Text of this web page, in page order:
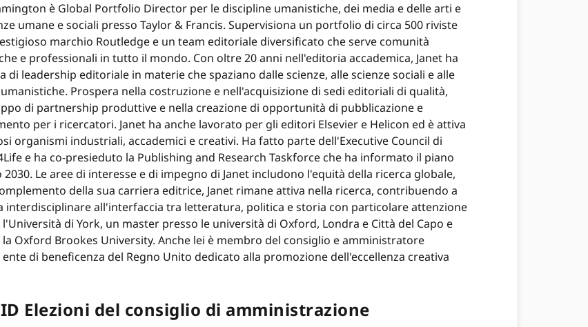
è Global Portfolio Director per le discipline umanistiche, dei media e delle arti e
umane e sociali presso Taylor & Francis. Supervisiona un portfolio di circa 500 riviste
marchio Routledge e un team editoriale diversificato che serve comunità
e professionali in tutto il mondo. Con oltre 20 anni nell'editoria accademica, Janet ha
di leadership editoriale in materie che spaziano dalle scienze, alle scienze sociali e alle
Prospera nella costruzione e nell'acquisizione di sedi editoriali di qualità,
di partnership produttive e nella creazione di opportunità di pubblicazione e
per i ricercatori. Janet ha anche lavorato per gli editori Elsevier e Helicon ed è attiva
organismi industriali, accademici e creativi. Ha fatto parte dell'Executive Council di
e ha co-presieduto la Publishing and Research Taskforce che ha informato il piano
Le aree di interesse e di impegno di Janet includono l'equità della ricerca globale,
della sua carriera editrice, Janet rimane attiva nella ricerca, contribuendo a
interdisciplinare all'interfaccia tra letteratura, politica e storia con particolare attenzione
di York, un master presso le università di Oxford, Londra e Città del Capo e
Oxford Brookes University. Anche lei è membro del consiglio e amministratore
di beneficenza del Regno Unito dedicato alla promozione dell'eccellenza creativa
Elezioni del consiglio di amministrazione